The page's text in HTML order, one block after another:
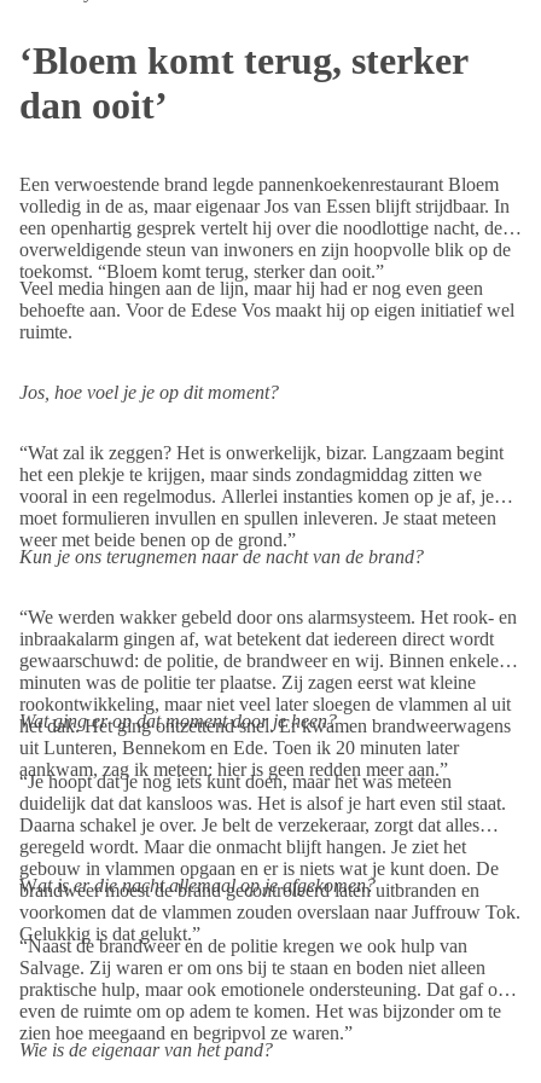
‘Bloem komt terug, sterker
dan ooit’
Een verwoestende brand legde pannenkoekenrestaurant Bloem
volledig in de as, maar eigenaar Jos van Essen blijft strijdbaar. In
een openhartig gesprek vertelt hij over die noodlottige nacht, de
overweldigende steun van inwoners en zijn hoopvolle blik op de
toekomst. “Bloem komt terug, sterker dan ooit.”
Veel media hingen aan de lijn, maar hij had er nog even geen
behoefte aan. Voor de Edese Vos maakt hij op eigen initiatief wel
ruimte.
Jos, hoe voel je je op dit moment?
“Wat zal ik zeggen? Het is onwerkelijk, bizar. Langzaam begint
het een plekje te krijgen, maar sinds zondagmiddag zitten we
vooral in een regelmodus. Allerlei instanties komen op je af, je
moet formulieren invullen en spullen inleveren. Je staat meteen
weer met beide benen op de grond.”
Kun je ons terugnemen naar de nacht van de brand?
“We werden wakker gebeld door ons alarmsysteem. Het rook- en
inbraakalarm gingen af, wat betekent dat iedereen direct wordt
gewaarschuwd: de politie, de brandweer en wij. Binnen enkele
minuten was de politie ter plaatse. Zij zagen eerst wat kleine
rookontwikkeling, maar niet veel later sloegen de vlammen al uit
het dak. Het ging ontzettend snel. Er kwamen brandweerwagens
uit Lunteren, Bennekom en Ede. Toen ik 20 minuten later
aankwam, zag ik meteen: hier is geen redden meer aan.”
Wat ging er op dat moment door je heen?
“Je hoopt dat je nog iets kunt doen, maar het was meteen
duidelijk dat dat kansloos was. Het is alsof je hart even stil staat.
Daarna schakel je over. Je belt de verzekeraar, zorgt dat alles
geregeld wordt. Maar die onmacht blijft hangen. Je ziet het
gebouw in vlammen opgaan en er is niets wat je kunt doen. De
brandweer moest de brand gecontroleerd laten uitbranden en
voorkomen dat de vlammen zouden overslaan naar Juffrouw Tok.
Gelukkig is dat gelukt.”
Wat is er die nacht allemaal op je afgekomen?
“Naast de brandweer en de politie kregen we ook hulp van
Salvage. Zij waren er om ons bij te staan en boden niet alleen
praktische hulp, maar ook emotionele ondersteuning. Dat gaf ons
even de ruimte om op adem te komen. Het was bijzonder om te
zien hoe meegaand en begripvol ze waren.”
Wie is de eigenaar van het pand?